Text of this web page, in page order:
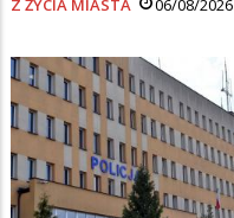
Z ŻYCIA MIASTA 06/08/2026